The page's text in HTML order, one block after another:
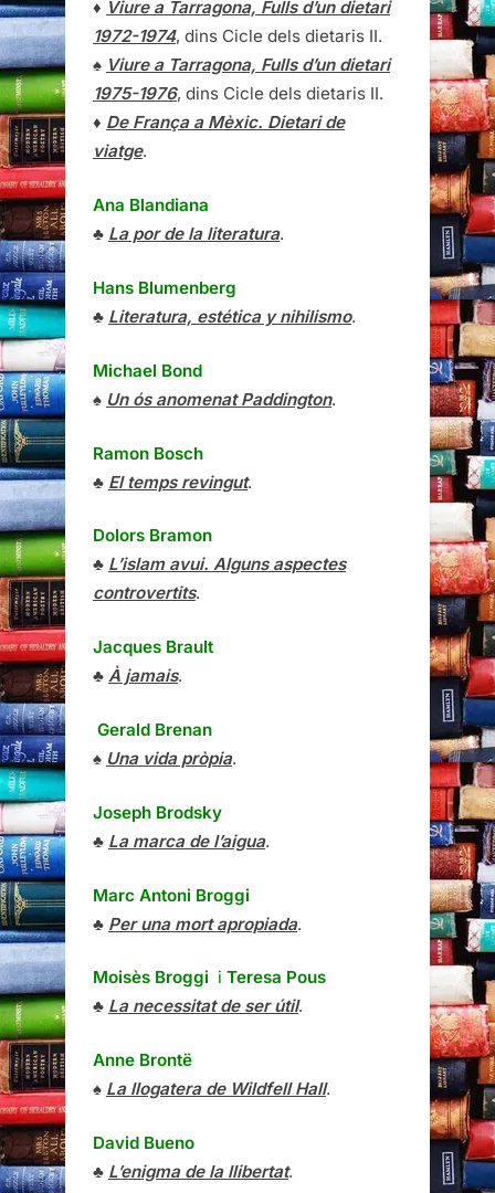
♦ Viure a Tarragona, Fulls d’un dietari
1972-1974, dins Cicle dels dietaris II.
♠ Viure a Tarragona, Fulls d’un dietari
1975-1976, dins Cicle dels dietaris II.
♦ De França a Mèxic. Dietari de
viatge.
Ana Blandiana
♣ La por de la literatura.
Hans Blumenberg
♣ Literatura, estética y nihilismo.
Michael Bond
♠ Un ós anomenat Paddington.
Ramon Bosch
♣ El temps revingut.
Dolors Bramon
♣ L’islam avui. Alguns aspectes
controvertits.
Jacques Brault
♣ À jamais.
Gerald Brenan
♠ Una vida pròpia.
Joseph Brodsky
♣ La marca de l’aigua.
Marc Antoni Broggi
♣ Per una mort apropiada.
Moisès Broggi i Teresa Pous
♣ La necessitat de ser útil.
Anne Brontë
♠ La llogatera de Wildfell Hall.
David Bueno
♣ L’enigma de la llibertat.